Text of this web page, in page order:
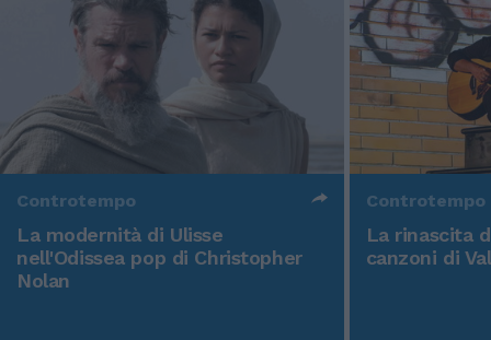
Controtempo
La modernità di Ulisse
nell'Odissea pop di Christopher
Nolan
Controtempo
La rinascita
canzoni di